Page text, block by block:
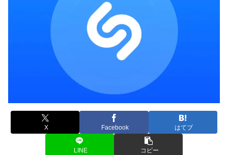
X Facebook はてブ
LINE コピー